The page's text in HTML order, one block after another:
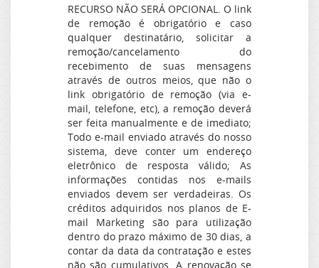
RECURSO NÃO SERÁ OPCIONAL. O link
de remoção é obrigatório e caso
qualquer destinatário, solicitar a
remoção/cancelamento do
recebimento de suas mensagens
através de outros meios, que não o
link obrigatório de remoção (via e-
mail, telefone, etc), a remoção deverá
ser feita manualmente e de imediato;
Todo e-mail enviado através do nosso
sistema, deve conter um endereço
eletrônico de resposta válido; As
informações contidas nos e-mails
enviados devem ser verdadeiras. Os
créditos adquiridos nos planos de E-
mail Marketing são para utilização
dentro do prazo máximo de 30 dias, a
contar da data da contratação e estes
não são cumulativos. A renovação se